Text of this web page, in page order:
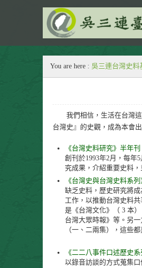
民間的‧生活的‧史料的
You are here : 吳三連台灣史料
我們相信，生活在台灣這
台灣史』的史觀，成為本會
《台灣史料研究》半年刊
創刊於1993年2月，每年
究成果，介紹重要史料
《台灣史與台灣史料系列
缺乏史料，歷史研究將
工作，以推動台灣史料
是《台灣文化》（ 3 本
台灣大眾時報》等。另
（一、二兩集），這些
《二二八事件口述歷史系
以錄音訪談的方式蒐集